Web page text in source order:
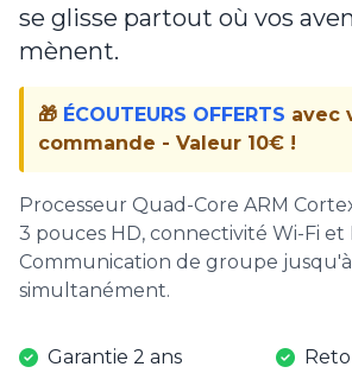
se glisse partout où vos
mènent.
🎁 ÉCOUTEURS OFFERTS avec
commande - Valeur 10€ !
Processeur Quad-Core ARM
3 pouces HD, connectivité Wi-Fi
Communication de groupe jusqu'à
simultanément.
Garantie 2 ans